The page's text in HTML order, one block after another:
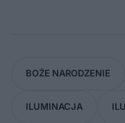
BOŻE NARODZENIE
ILUMINACJA